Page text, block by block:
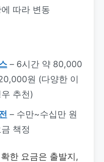
따라 변동
– 6시간 약 80,000
원 (다양한 이
추천)
– 수만~수십만 원
책정
한 요금은 출발지,